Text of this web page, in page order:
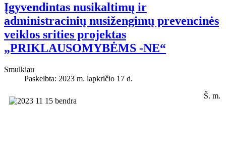
Įgyvendintas nusikaltimų ir
administracinių nusižengimų prevencinės
veiklos srities projektas
„PRIKLAUSOMYBĖMS -NE“
Smulkiau
Paskelbta: 2023 m. lapkričio 17 d.
Š. m.